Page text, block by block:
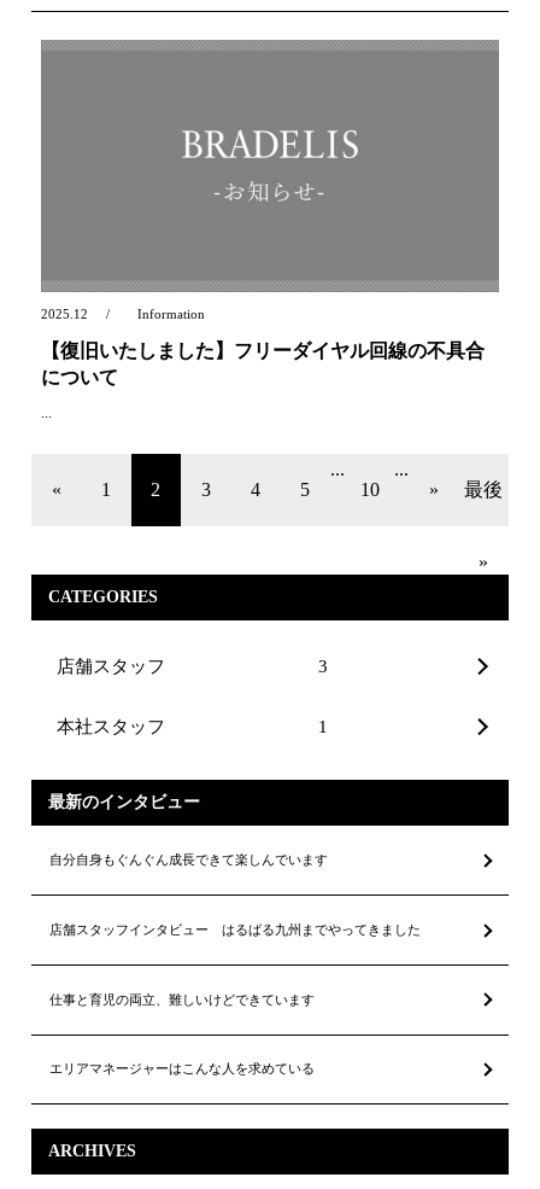
2025.12 Information
【復旧いたしました】フリーダイヤル回線の不具合
について
...
« 1 2 3 4 5
...
10
...
»
最後
»
CATEGORIES
店舗スタッフ 3
本社スタッフ 1
最新のインタビュー
自分自身もぐんぐん成長できて楽しんでいます
店舗スタッフインタビュー はるばる九州までやってきました
仕事と育児の両立、難しいけどできています
エリアマネージャーはこんな人を求めている
ARCHIVES